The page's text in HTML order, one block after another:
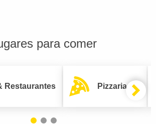
para comer
Restaurantes Pizzarias